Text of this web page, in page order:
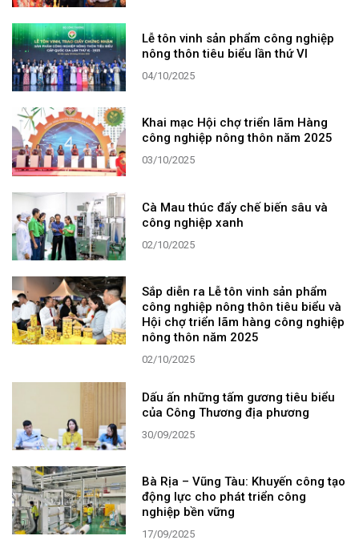
Lễ tôn vinh sản phẩm công nghiệp
nông thôn tiêu biểu lần thứ VI
04/10/2025
Khai mạc Hội chợ triển lãm Hàng
công nghiệp nông thôn năm 2025
03/10/2025
Cà Mau thúc đẩy chế biến sâu và
công nghiệp xanh
02/10/2025
Sắp diễn ra Lễ tôn vinh sản phẩm
công nghiệp nông thôn tiêu biểu và
Hội chợ triển lãm hàng công nghiệp
nông thôn năm 2025
02/10/2025
Dấu ấn những tấm gương tiêu biểu
của Công Thương địa phương
30/09/2025
Bà Rịa – Vũng Tàu: Khuyến công tạo
động lực cho phát triển công
nghiệp bền vững
17/09/2025